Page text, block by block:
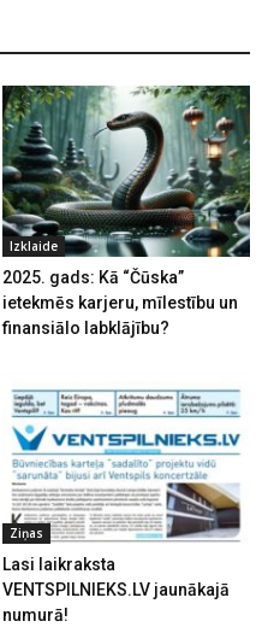
Izklaide
2025. gads: Kā “Čūska”
ietekmēs karjeru, mīlestību un
finansiālo labklājību?
Ziņas
Lasi laikraksta
VENTSPILNIEKS.LV jaunākajā
numurā!